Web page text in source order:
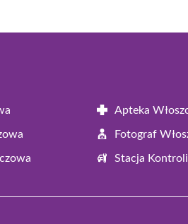
Apteka
Fotograf
Stacja